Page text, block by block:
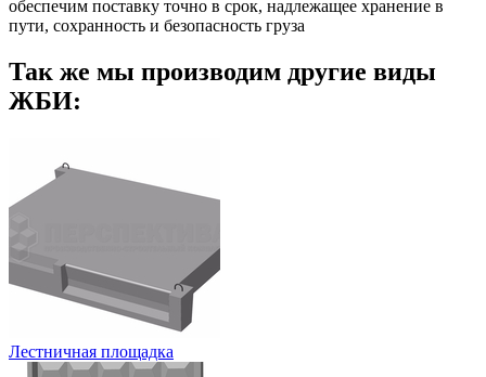
обеспечим поставку точно в срок, надлежащее хранение в
пути, сохранность и безопасность груза
Так же мы производим другие виды
ЖБИ:
Лестничная площадка